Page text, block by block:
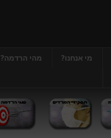
מי אנחנו? מהי הרדמה?